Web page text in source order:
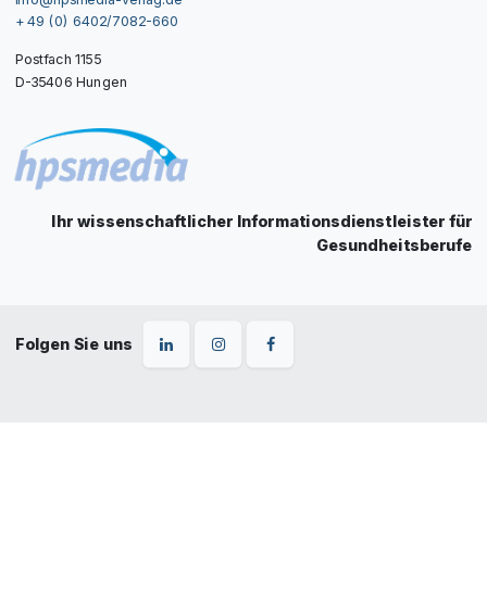
+ 49 (0) 6402/7082-660
Postfach 1155
D-35406 Hungen
Ihr wissenschaftlicher Informationsdienstleister für
Gesundheitsberufe
Folgen Sie uns